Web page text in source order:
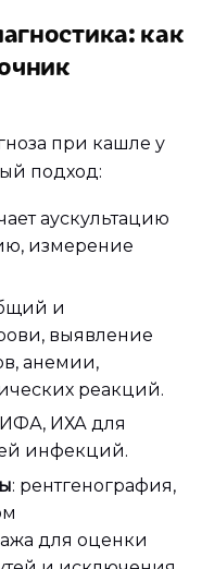
как
при кашле у
подход:
аускультацию
измерение
и
выявление
анемии,
реакций.
ИХА для
инфекций.
: рентгенография,
для оценки